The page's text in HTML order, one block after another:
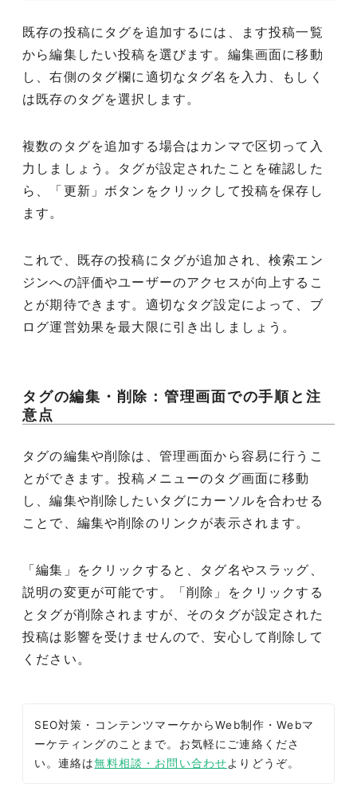
既存の投稿にタグを追加するには、ます投稿一覧
から編集したい投稿を選びます。編集画面に移動
し、右側のタグ欄に適切なタグ名を入力、もしく
は既存のタグを選択します。
複数のタグを追加する場合はカンマで区切って入
力しましょう。タグが設定されたことを確認した
ら、「更新」ボタンをクリックして投稿を保存し
ます。
これで、既存の投稿にタグが追加され、検索エン
ジンへの評価やユーザーのアクセスが向上するこ
とが期待できます。適切なタグ設定によって、ブ
ログ運営効果を最大限に引き出しましょう。
タグの編集・削除：管理画面での手順と注
意点
タグの編集や削除は、管理画面から容易に行うこ
とができます。投稿メニューのタグ画面に移動
し、編集や削除したいタグにカーソルを合わせる
ことで、編集や削除のリンクが表示されます。
「編集」をクリックすると、タグ名やスラッグ、
説明の変更が可能です。「削除」をクリックする
とタグが削除されますが、そのタグが設定された
投稿は影響を受けませんので、安心して削除して
ください。
SEO対策・コンテンツマーケからWeb制作・Webマ
ーケティングのことまで。お気軽にご連絡くださ
い。連絡は無料相談・お問い合わせよりどうぞ。